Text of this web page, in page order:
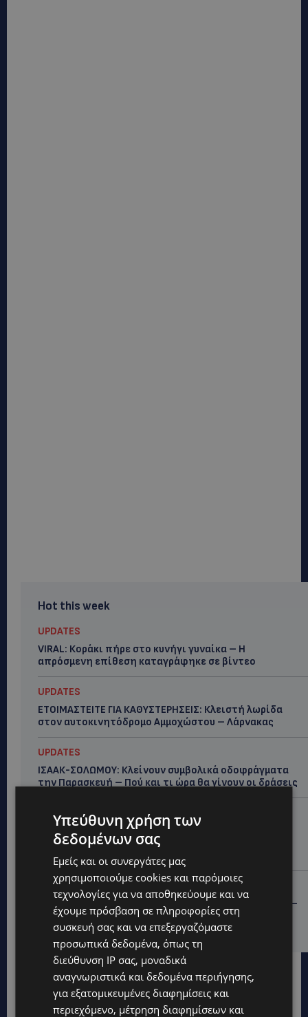
Hot this week
UPDATES
VIRAL: Κοράκι πήρε στο κυνήγι γυναίκα – Η
απρόσμενη επίθεση καταγράφηκε σε βίντεο
UPDATES
ΕΤΟΙΜΑΣΤΕΙΤΕ ΓΙΑ ΚΑΘΥΣΤΕΡΗΣΕΙΣ: Κλειστή λωρίδα
στον αυτοκινητόδρομο Αμμοχώστου – Λάρνακας
UPDATES
ΙΣΑΑΚ-ΣΟΛΩΜΟΥ: Κλείνουν συμβολικά οδοφράγματα
την Παρασκευή – Πού και τι ώρα θα γίνουν οι δράσεις
UPDATES
ΣΥΛΛΗΨΕΙΣ: 161 οδηγοί με υπερβολική ταχύτητα σε
μία νύχτα – Η παράβαση που κυριάρχησε στους
ελέγχους
STORIES
ΓΕΝΕΘΛΙΟΣ ΗΜΕΡΑ: Η ηλικία είναι μόνο ένας αριθμός –
Οι άνθρωποι και οι στιγμές είναι η πραγματική μας
ιστορία
Υπεύθυνη χρήση των
δεδομένων σας
Εμείς και οι συνεργάτες μας
χρησιμοποιούμε cookies και παρόμοιες
τεχνολογίες για να αποθηκεύουμε και να
έχουμε πρόσβαση σε πληροφορίες στη
συσκευή σας και να επεξεργαζόμαστε
προσωπικά δεδομένα, όπως τη
διεύθυνση IP σας, μοναδικά
αναγνωριστικά και δεδομένα περιήγησης,
για εξατομικευμένες διαφημίσεις και
περιεχόμενο, μέτρηση διαφημίσεων και